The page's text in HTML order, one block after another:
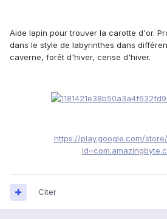
Aide lapin pour trouver la carotte d'or.
dans le style de labyrinthes dans
caverne, forêt d'hiver, cerise d'hiver.
https://play.google.com/
Citer